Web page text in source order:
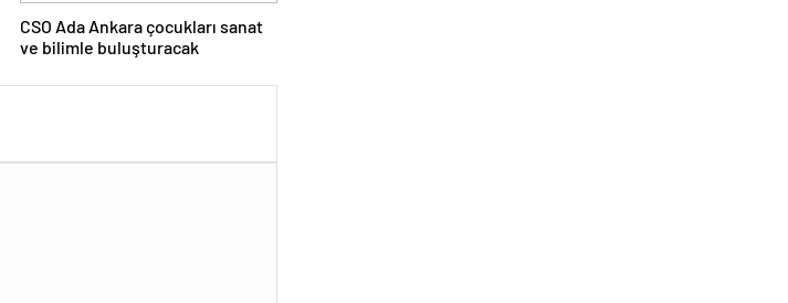
CSO Ada Ankara çocukları sanat
ve bilimle buluşturacak